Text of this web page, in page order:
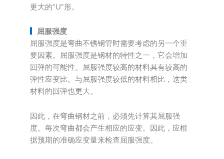
更大的“U”形。
屈服强度
屈服强度是弯曲不锈钢管时需要考虑的另一个重
要因素。屈服强度是钢材的特性之一，它会增加
回弹的可能性。屈服强度较高的材料具有较高的
弹性应变比。与屈服强度较低的材料相比，这类
材料的回弹也更大。
因此，在弯曲钢材之前，必须先计算其屈服强
度。每次弯曲都会产生相应的应变。因此，应根
据预期的准确应变量来检查屈服强度。